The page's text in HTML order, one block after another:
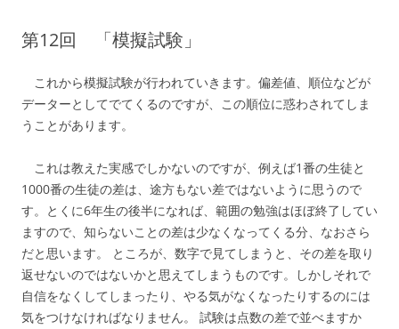
第12回 「模擬試験」
これから模擬試験が行われていきます。偏差値、順位などが
データーとしてでてくるのですが、この順位に惑わされてしま
うことがあります。
これは教えた実感でしかないのですが、例えば1番の生徒と
1000番の生徒の差は、途方もない差ではないように思うので
す。とくに6年生の後半になれば、範囲の勉強はほぼ終了してい
ますので、知らないことの差は少なくなってくる分、なおさら
だと思います。 ところが、数字で見てしまうと、その差を取り
返せないのではないかと思えてしまうものです。しかしそれで
自信をなくしてしまったり、やる気がなくなったりするのには
気をつけなければなりません。 試験は点数の差で並べますか